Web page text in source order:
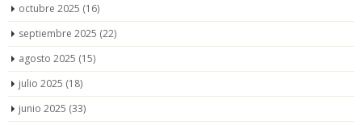
octubre 2025 (16)
septiembre 2025 (22)
agosto 2025 (15)
julio 2025 (18)
junio 2025 (33)